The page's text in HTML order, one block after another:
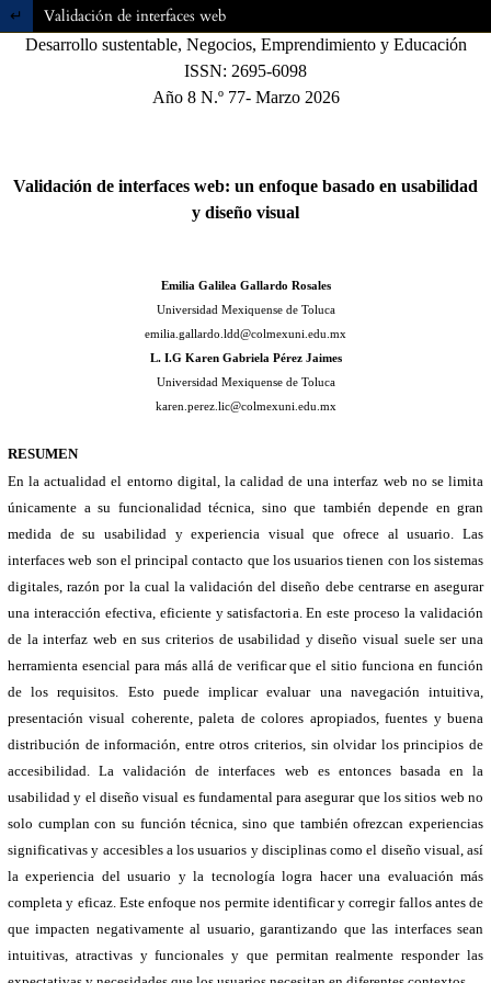
Volver a los detalles del artículo
Validación de interfaces web